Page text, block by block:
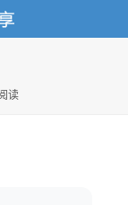
么修改自己的
读